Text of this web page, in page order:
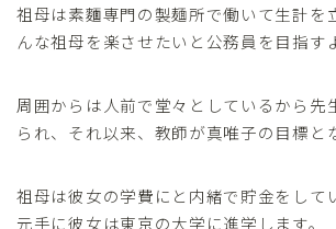
祖母は素麵専門の製麺所で働いて生計を
んな祖母を楽させたいと公務員を目指す
周囲からは人前で堂々としているから先
られ、それ以来、教師が真唯子の目標と
祖母は彼女の学費にと内緒で貯金をして
元手に彼女は東京の大学に進学します。